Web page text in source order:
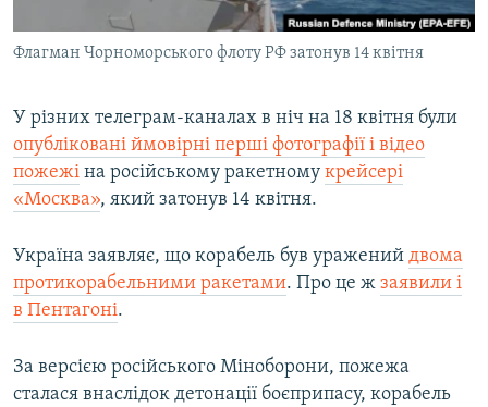
УКРАЇНСЬКА ПРОБЛЕМА КРИМУ
ІНФОГРАФІКА
ДОЛУЧАЙСЯ!
Усі сайти RFE/RL
Флагман Чорноморського флоту РФ затонув 14 квітня
У різних телеграм-каналах в ніч на 18 квітня були
опубліковані ймовірні перші фотографії і відео
пожежі на російському ракетному крейсері
«Москва», який затонув 14 квітня.
Україна заявляє, що корабель був уражений двома
протикорабельними ракетами. Про це ж заявили і
в Пентагоні.
За версією російського Міноборони, пожежа
сталася внаслідок детонації боєприпасу, корабель